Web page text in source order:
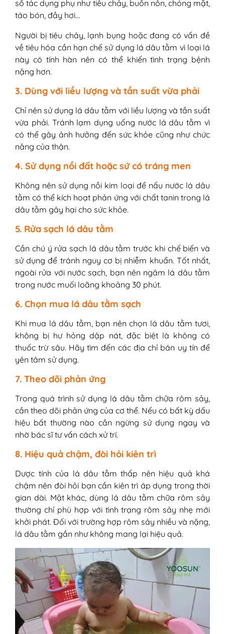
số tác dụng phụ như tiêu chảy, buồn nôn, chóng mặt,
táo bón, đầy hơi…
Người bị tiêu chảy, lạnh bụng hoặc đang có vấn đề
về tiêu hóa cần hạn chế sử dụng lá dâu tằm vì loại lá
này có tính hàn nên có thể khiến tình trạng bệnh
nặng hơn.
3. Dùng với liều lượng và tần suất vừa phải
Chỉ nên sử dụng lá dâu tằm với liều lượng và tần suất
vừa phải. Tránh lạm dụng uống nước lá dâu tằm vì
có thể gây ảnh hưởng đến sức khỏe cũng như chức
năng của thận.
4. Sử dụng nồi đất hoặc sứ có tráng men
Không nên sử dụng nồi kim loại để nấu nước lá dâu
tằm có thể kích hoạt phản ứng với chất tanin trong lá
dâu tằm gây hại cho sức khỏe.
5. Rửa sạch lá dâu tằm
Cần chú ý rửa sạch lá dâu tằm trước khi chế biến và
sử dụng để tránh nguy cơ bị nhiễm khuẩn. Tốt nhất,
ngoài rửa với nước sạch, bạn nên ngâm lá dâu tằm
trong nước muối loãng khoảng 30 phút.
6. Chọn mua lá dâu tằm sạch
Khi mua lá dâu tằm, bạn nên chọn lá dâu tằm tươi,
không bị hư hỏng dập nát, đặc biệt là không có
thuốc trừ sâu. Hãy tìm đến các địa chỉ bán uy tín để
yên tâm sử dụng.
7. Theo dõi phản ứng
Trong quá trình sử dụng lá dâu tằm chữa rôm sảy,
cần theo dõi phản ứng của cơ thể. Nếu có bất kỳ dấu
hiệu bất thường nào cần ngừng sử dụng ngay và
nhờ bác sĩ tư vấn cách xử trí.
8. Hiệu quả chậm, đòi hỏi kiên trì
Dược tính của lá dâu tằm thấp nên hiệu quả khá
chậm nên đòi hỏi bạn cần kiên trì áp dụng trong thời
gian dài. Mặt khác, dùng lá dâu tằm chữa rôm sảy
thường chỉ phù hợp với tình trạng rôm sảy nhẹ mới
khởi phát. Đối với trường hợp rôm sảy nhiều và nặng,
lá dâu tằm gần như không mang lại hiệu quả.